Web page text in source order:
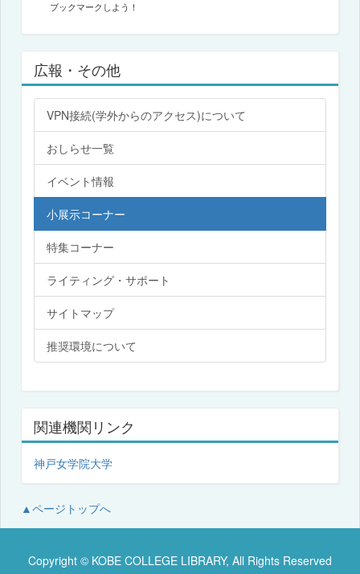
ブックマークしよう！
広報・その他
VPN接続(学外からのアクセス)について
おしらせ一覧
イベント情報
小展示コーナー
特集コーナー
ライティング・サポート
サイトマップ
推奨環境について
関連機関リンク
神戸女学院大学
▲ページトップへ
Copyright © KOBE COLLEGE LIBRARY, All Rights Reserved